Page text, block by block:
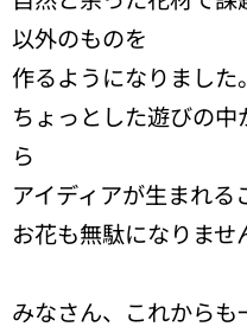
以外のものを
作るようになりました。
ちょっとした遊びの中
ら
アイディアが生まれる
お花も無駄になりませ
みなさん、これからも